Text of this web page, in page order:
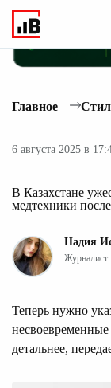
Главное
6 августа 2025 в
В Казахстане
медтехники после
Надия
Журналист
Теперь нужно
детальнее,